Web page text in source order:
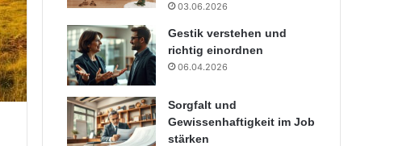
03.06.2026
Gestik verstehen und
richtig einordnen
06.04.2026
Sorgfalt und
Gewissenhaftigkeit im Job
stärken